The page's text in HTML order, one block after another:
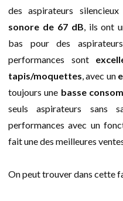
des aspirateurs
sonore de 67 dB, ils ont
bas pour des
performances sont
tapis/moquettes, avec un
toujours une basse
seuls aspirateurs sans
performances avec un
fait une des meilleures
On peut trouver dans cette